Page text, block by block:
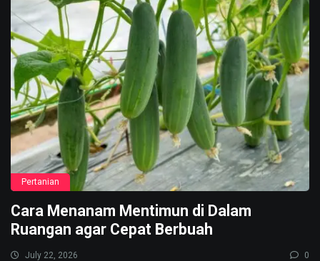
Pertanian
Cara Menanam Mentimun di Dalam
Ruangan agar Cepat Berbuah
July 22, 2026 0